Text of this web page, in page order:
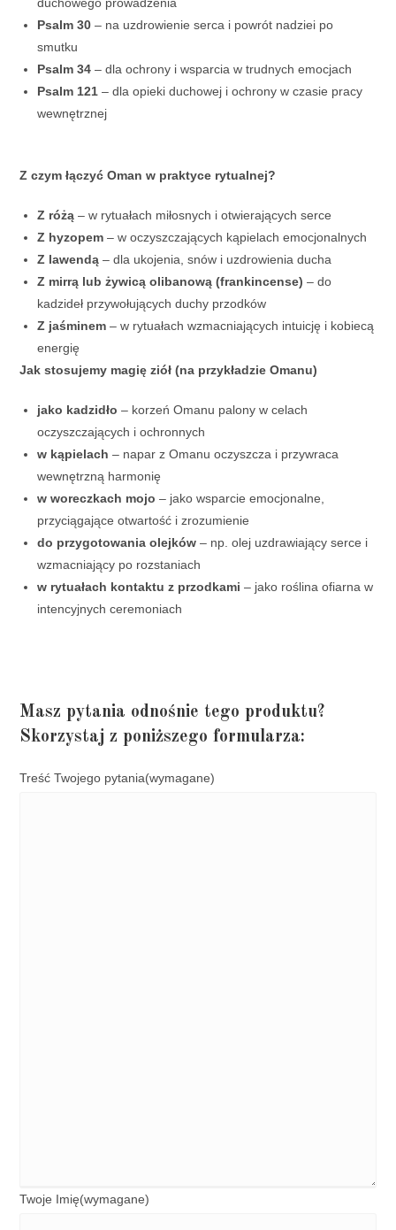
Psalm 30 – na uzdrowienie serca i powrót nadziei po
smutku
Psalm 34 – dla ochrony i wsparcia w trudnych emocjach
Psalm 121 – dla opieki duchowej i ochrony w czasie pracy
wewnętrznej
Z czym łączyć Oman w praktyce rytualnej?
Z różą – w rytuałach miłosnych i otwierających serce
Z hyzopem – w oczyszczających kąpielach emocjonalnych
Z lawendą – dla ukojenia, snów i uzdrowienia ducha
Z mirrą lub żywicą olibanową (frankincense) – do
kadzideł przywołujących duchy przodków
Z jaśminem – w rytuałach wzmacniających intuicję i kobiecą
energię
Jak stosujemy magię ziół (na przykładzie Omanu)
jako kadzidło – korzeń Omanu palony w celach
oczyszczających i ochronnych
w kąpielach – napar z Omanu oczyszcza i przywraca
wewnętrzną harmonię
w woreczkach mojo – jako wsparcie emocjonalne,
przyciągające otwartość i zrozumienie
do przygotowania olejków – np. olej uzdrawiający serce i
wzmacniający po rozstaniach
w rytuałach kontaktu z przodkami – jako roślina ofiarna w
intencyjnych ceremoniach
Masz pytania odnośnie tego produktu?
Skorzystaj z poniższego formularza:
Treść Twojego pytania(wymagane)
Twoje Imię(wymagane)